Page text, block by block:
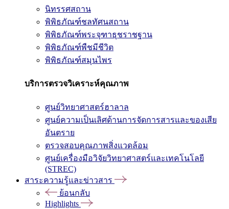
นิทรรศสถาน
พิพิธภัณฑ์ชลทัศนสถาน
พิพิธภัณฑ์พระจุฑาธุชราชฐาน
พิพิธภัณฑ์พืชมีชีวิต
พิพิธภัณฑ์สมุนไพร
บริการตรวจวิเคราะห์คุณภาพ
ศูนย์วิทยาศาสตร์ฮาลาล
ศูนย์ความเป็นเลิศด้านการจัดการสารและของเสีย
อันตราย
ตรวจสอบคุณภาพสิ่งแวดล้อม
ศูนย์เครื่องมือวิจัยวิทยาศาสตร์และเทคโนโลยี
(STREC)
สาระความรู้และข่าวสาร
ย้อนกลับ
Highlights